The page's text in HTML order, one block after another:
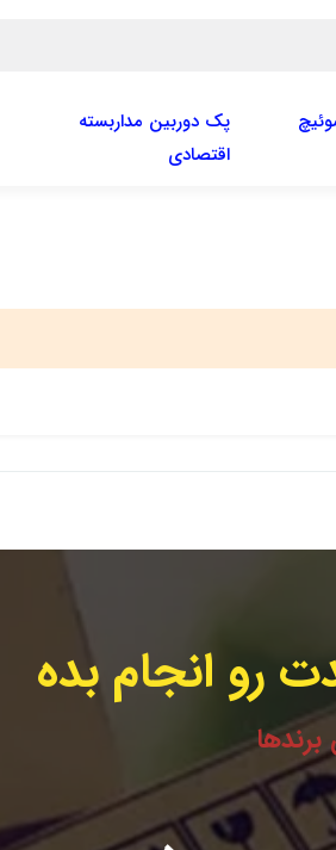
پک دوربین مداربسته
اقتصادی
رو انجام بده
برندها